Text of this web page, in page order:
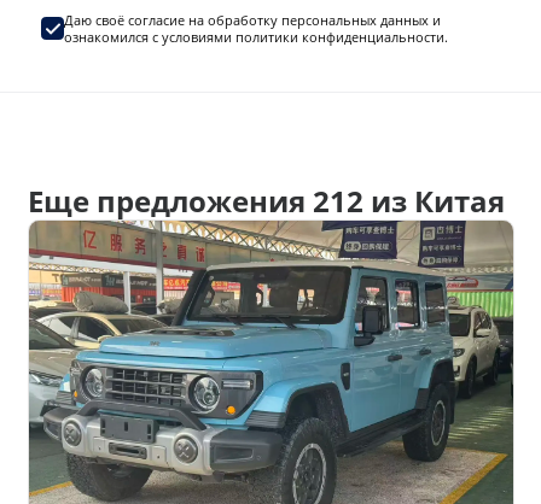
Даю своё согласие на обработку персональных данныхи
ознакомился с условиями политики конфиденциальности.
Еще предложения 212 из Китая